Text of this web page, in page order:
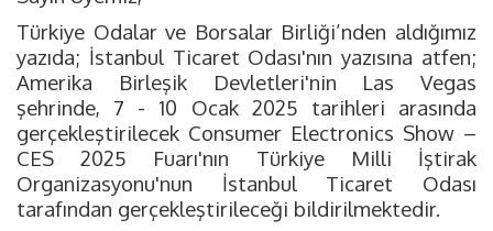
Türkiye Odalar ve Borsalar Birliği’nden aldığımız
yazıda; İstanbul Ticaret Odası'nın yazısına atfen;
Amerika Birleşik Devletleri'nin Las Vegas
şehrinde, 7 - 10 Ocak 2025 tarihleri arasında
gerçekleştirilecek Consumer Electronics Show –
CES 2025 Fuarı'nın Türkiye Milli İştirak
Organizasyonu'nun İstanbul Ticaret Odası
tarafından gerçekleştirileceği bildirilmektedir.